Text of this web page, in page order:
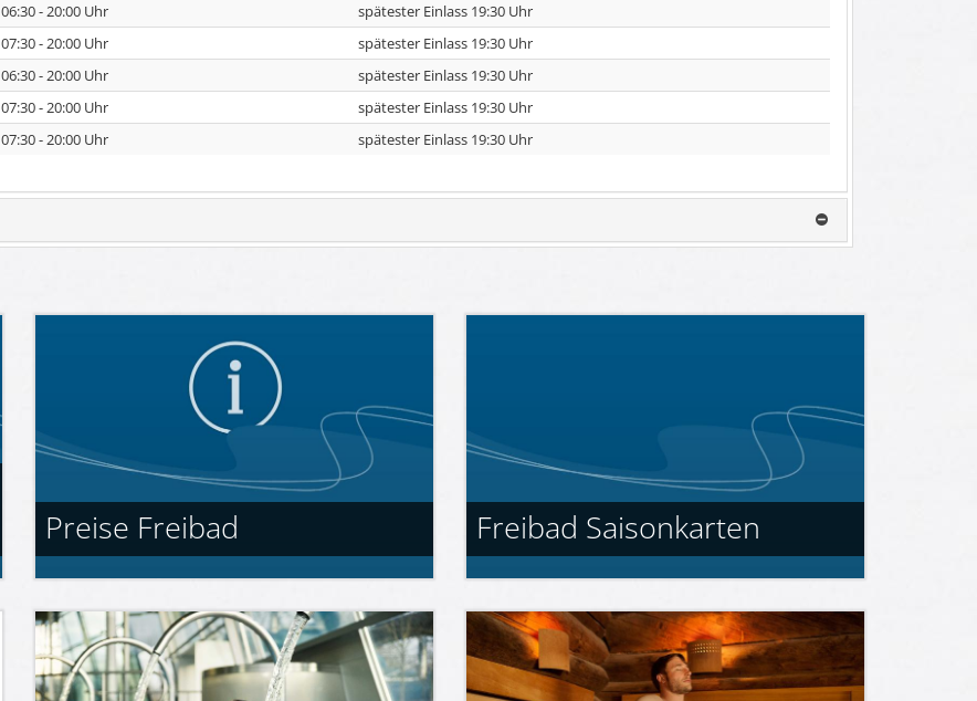
06:30 - 20:00 Uhr
spätester Einlass 19:30 Uhr
07:30 - 20:00 Uhr
spätester Einlass 19:30 Uhr
06:30 - 20:00 Uhr
spätester Einlass 19:30 Uhr
07:30 - 20:00 Uhr
spätester Einlass 19:30 Uhr
07:30 - 20:00 Uhr spätester Einlass 19:30 Uhr
Preise Freibad Freibad Saisonkarten